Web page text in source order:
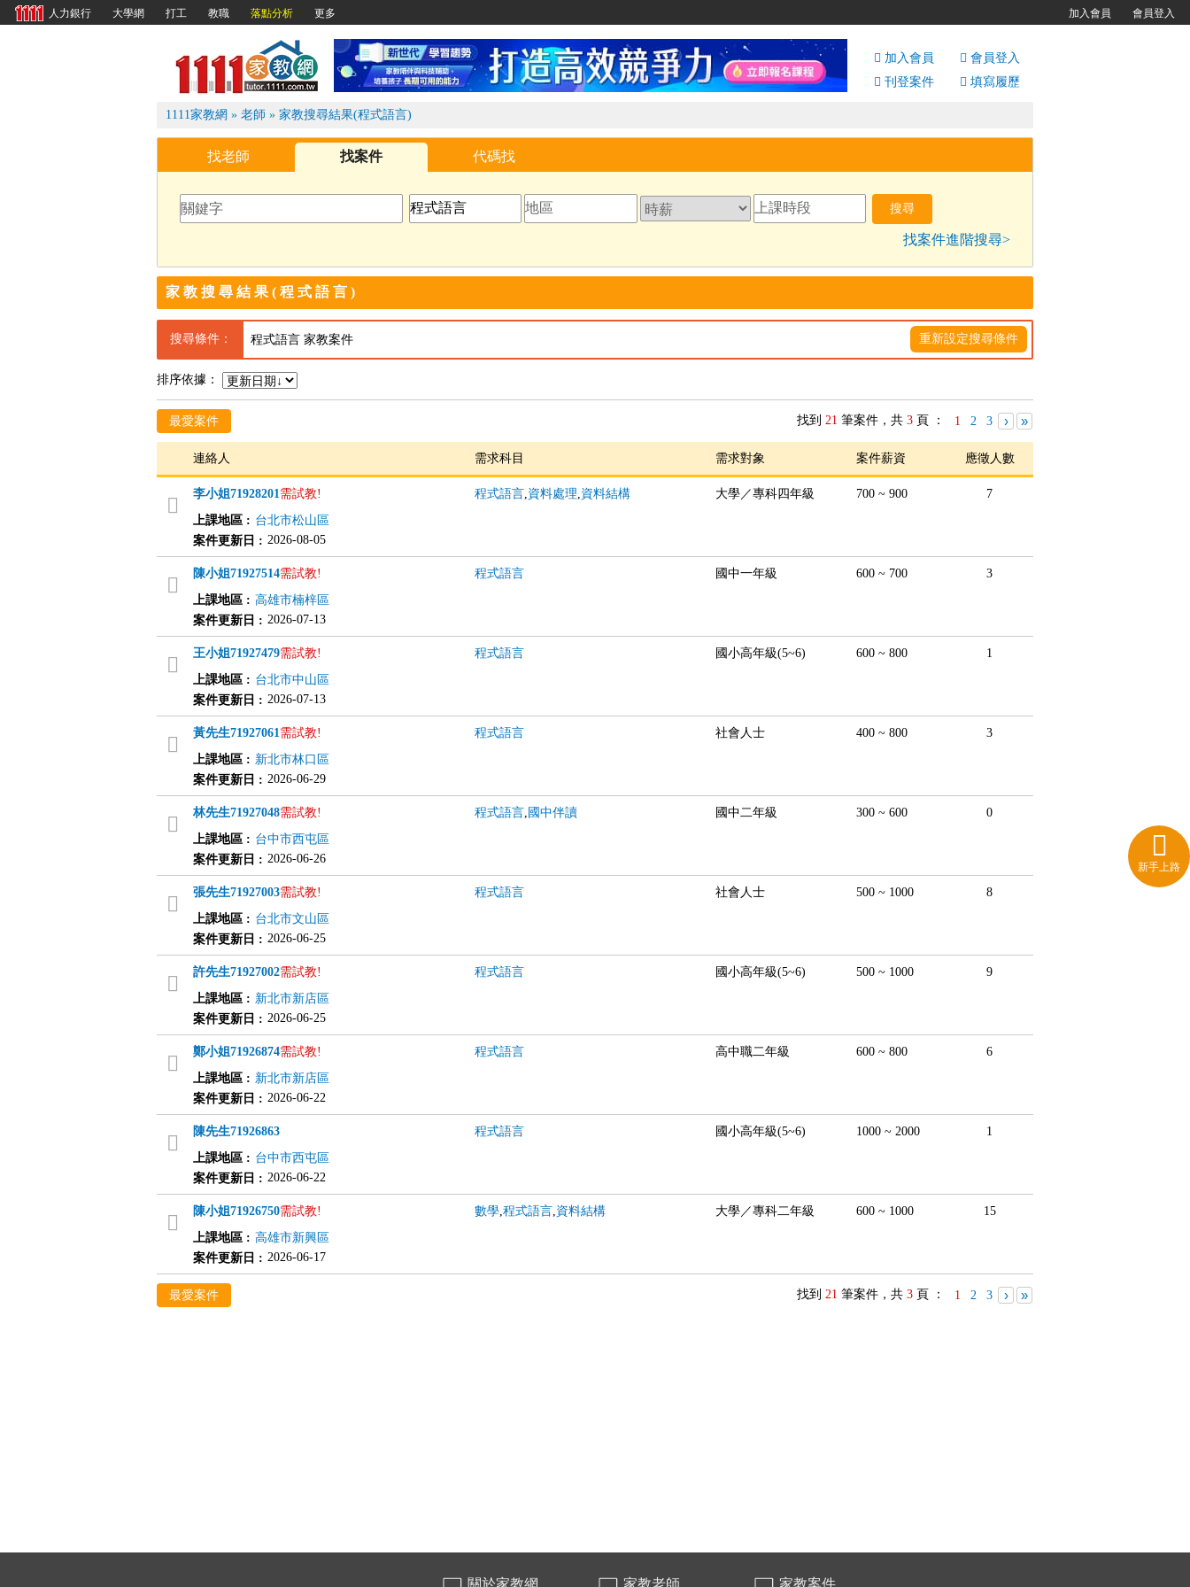
1111家教網
加入會員 會員登入
新手上路
刊登案件 填寫履歷
1111家教網 » 老師 » 家教搜尋結果(程式語言)
找老師 找案件 代碼找
找案件進階搜尋>
家教搜尋結果(程式語言)
搜尋條件： 程式語言 家教案件 重新設定搜尋條件
排序依據：
最愛案件 找到 21 筆案件，共 3 頁 ： 1 2 3 › »
連絡人 需求科目 需求對象 案件薪資 應徵人數
李小姐71928201需試教! 程式語言,資料處理,資料結構 大學／專科四年級 700 ~ 900
7
上課地區: 台北市松山區
案件更新日 : 2026-08-05
陳小姐71927514需試教! 程式語言 國中一年級 600 ~ 700
3
上課地區: 高雄市楠梓區
案件更新日 : 2026-07-13
王小姐71927479需試教! 程式語言 國小高年級(5~6) 600 ~ 800
1
上課地區: 台北市中山區
案件更新日 : 2026-07-13
黃先生71927061需試教! 程式語言 社會人士 400 ~ 800
3
上課地區: 新北市林口區
案件更新日 : 2026-06-29
林先生71927048需試教! 程式語言, 國中伴讀 國中二年級 300 ~ 600
0
上課地區: 台中市西屯區
案件更新日 : 2026-06-26
張先生71927003需試教! 程式語言 社會人士 500 ~ 1000
8
上課地區: 台北市文山區
案件更新日 : 2026-06-25
許先生71927002需試教! 程式語言 國小高年級(5~6) 500 ~ 1000
9
上課地區: 新北市新店區
案件更新日 : 2026-06-25
鄭小姐71926874需試教! 程式語言 高中職二年級 600 ~ 800
6
上課地區: 新北市新店區
案件更新日 : 2026-06-22
陳先生71926863 程式語言 國小高年級(5~6) 1000 ~ 2000
1
上課地區: 台中市西屯區
案件更新日 : 2026-06-22
陳小姐71926750需試教! 數學,程式語言,資料結構 大學／專科二年級 600 ~ 1000
15
上課地區: 高雄市新興區
案件更新日 : 2026-06-17
最愛案件 找到 21 筆案件，共 3 頁 ： 1 2 3 › »
關於家教網 家教老師 家教案件
人力銀行 大學網 打工 教職 落點分析 更多 加入會員 會員登入